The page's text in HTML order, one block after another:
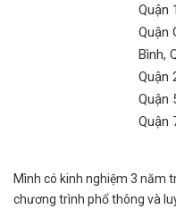
Quận
Quận
Bình,
Quận
Quận
Quận
Mình có kinh nghiệm 3 năm
chương trình phổ thông và